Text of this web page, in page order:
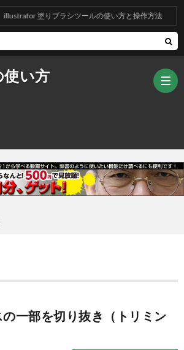
い方
ッ
ー
デ
ン
拶
塗りブラシツールの使い方と操作方法
一部を切り抜き（トリミン